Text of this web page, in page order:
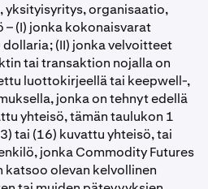
yksityisyritys, organisaatio,
– (I) jonka kokonaisvarat
(II) jonka velvoitteet
tai transaktion nojalla on
luottokirjeellä tai keepwell-,
jonka on tehnyt edellä
yhteisö, tämän taulukon 1
tai (16) kuvattu yhteisö, tai
jonka Commodity Futures
katsoo olevan kelvollinen